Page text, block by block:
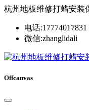
杭州地板维修打蜡安装
电话:17774017831
微信:zhanglidali
Offcanvas